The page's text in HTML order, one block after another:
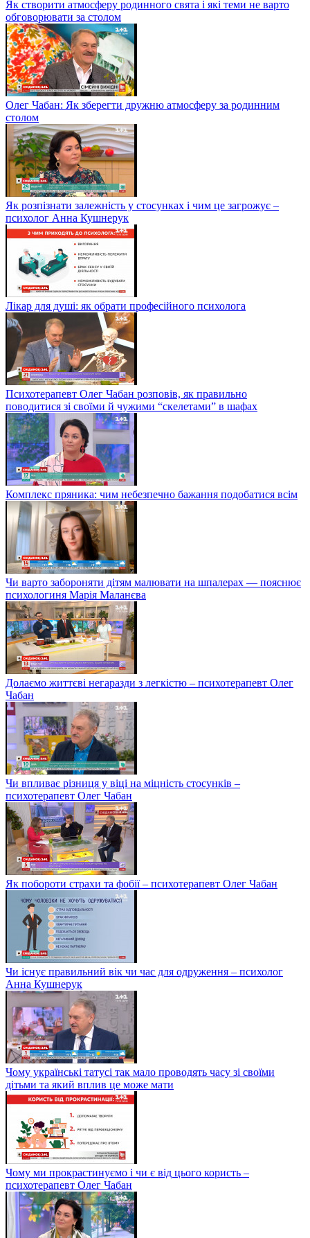
Як створити атмосферу родинного свята і які теми не варто
обговорювати за столом
Олег Чабан: Як зберегти дружню атмосферу за родинним
столом
Як розпізнати залежність у стосунках і чим це загрожує –
психолог Анна Кушнерук
Лікар для душі: як обрати професійного психолога
Психотерапевт Олег Чабан розповів, як правильно
поводитися зі своїми й чужими “скелетами” в шафах
Комплекс пряника: чим небезпечно бажання подобатися всім
Чи варто забороняти дітям малювати на шпалерах — пояснює
психологиня Марія Маланєва
Долаємо життєві негаразди з легкістю – психотерапевт Олег
Чабан
Чи впливає різниця у віці на міцність стосунків –
психотерапевт Олег Чабан
Як побороти страхи та фобії – психотерапевт Олег Чабан
Чи існує правильний вік чи час для одруження – психолог
Анна Кушнерук
Чому українські татусі так мало проводять часу зі своїми
дітьми та який вплив це може мати
Чому ми прокрастинуємо і чи є від цього користь –
психотерапевт Олег Чабан